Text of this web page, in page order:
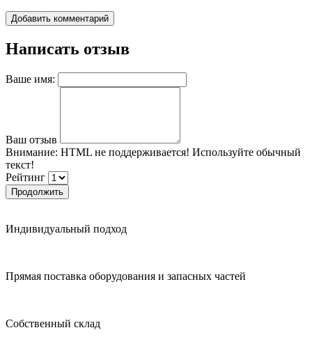
Добавить комментарий
Написать отзыв
Ваше имя:
Ваш отзыв
Внимание: HTML не поддерживается! Используйте обычный
текст!
Рейтинг
Продолжить
Индивидуальный подход
Прямая поставка оборудования и запасных частей
Собственный склад